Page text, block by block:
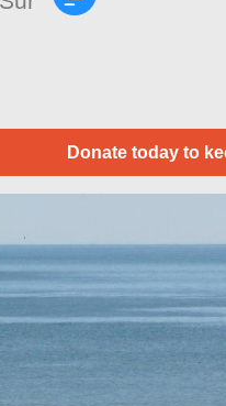
Donate today to